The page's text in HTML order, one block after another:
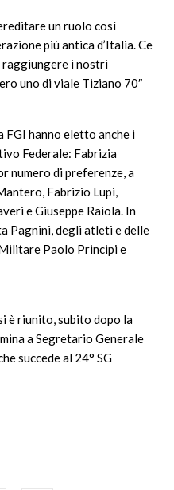
un ruolo così
più antica d’Italia. Ce
raggiungere i nostri
uno di viale Tiziano 70″
FGI hanno eletto anche i
Federale: Fabrizia
numero di preferenze, a
Fabrizio Lupi,
e Giuseppe Raiola. In
Pagnini, degli atleti e delle
Paolo Principi e
è riunito, subito dopo la
a Segretario Generale
succede al 24° SG